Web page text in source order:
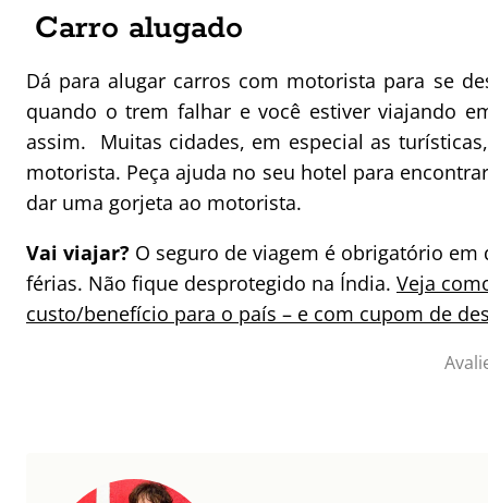
Carro alugado
Dá para alugar carros com motorista para se
quando o trem falhar e você estiver viajando
assim. Muitas cidades, em especial as
motorista. Peça ajuda no seu hotel para
dar uma gorjeta ao motorista.
Vai viajar? O seguro de viagem é obrigatório em
férias. Não fique desprotegido na Índia. Veja
custo/benefício para o país – e com cupom de